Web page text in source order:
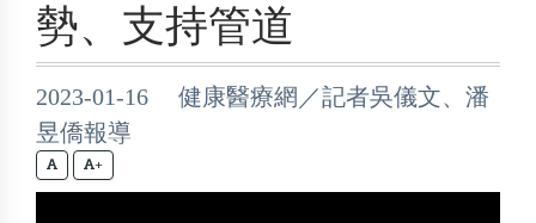
勢、支持管道
2023-01-16 健康醫療網／記者吳儀文、潘
昱僑報導
+